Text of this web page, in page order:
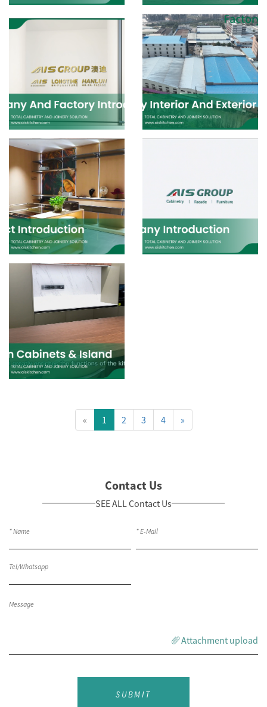
« 1 2 3 4 »
Contact Us
SEE ALL Contact Us
Attachment upload
SUBMIT